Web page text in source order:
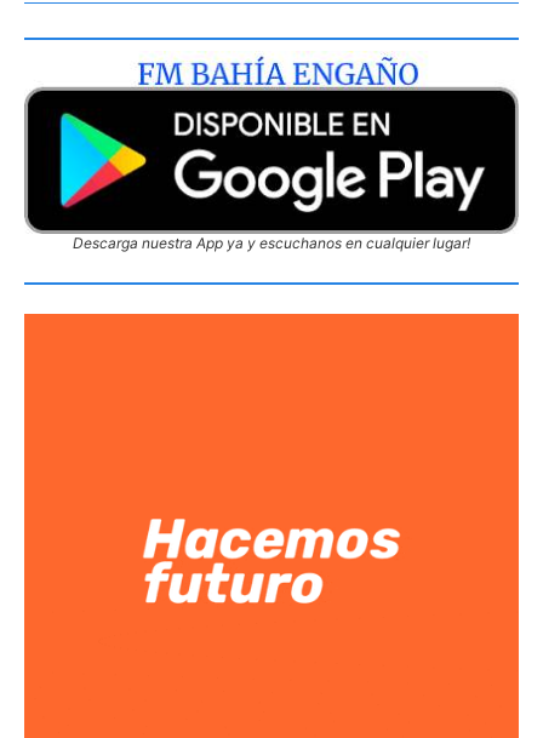
Descarga nuestra App ya y escuchanos en cualquier lugar!